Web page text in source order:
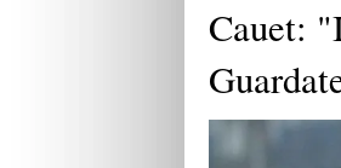
Cauet: